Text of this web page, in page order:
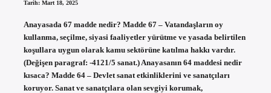
Tarih: Mart 18, 2025
Anayasada 67 madde nedir? Madde 67 – Vatandaşların oy
kullanma, seçilme, siyasi faaliyetler yürütme ve yasada belirtilen
koşullara uygun olarak kamu sektörüne katılma hakkı vardır.
(Değişen paragraf: -4121/5 sanat.) Anayasanın 64 maddesi nedir
kısaca? Madde 64 – Devlet sanat etkinliklerini ve sanatçıları
koruyor. Sanat ve sanatçılara olan sevgiyi korumak,